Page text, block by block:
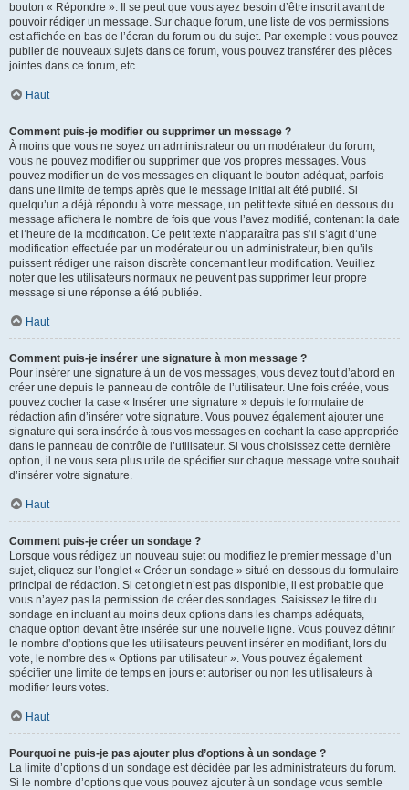
bouton « Répondre ». Il se peut que vous ayez besoin d’être inscrit avant de
pouvoir rédiger un message. Sur chaque forum, une liste de vos permissions
est affichée en bas de l’écran du forum ou du sujet. Par exemple : vous pouvez
publier de nouveaux sujets dans ce forum, vous pouvez transférer des pièces
jointes dans ce forum, etc.
Haut
Comment puis-je modifier ou supprimer un message ?
À moins que vous ne soyez un administrateur ou un modérateur du forum,
vous ne pouvez modifier ou supprimer que vos propres messages. Vous
pouvez modifier un de vos messages en cliquant le bouton adéquat, parfois
dans une limite de temps après que le message initial ait été publié. Si
quelqu’un a déjà répondu à votre message, un petit texte situé en dessous du
message affichera le nombre de fois que vous l’avez modifié, contenant la date
et l’heure de la modification. Ce petit texte n’apparaîtra pas s’il s’agit d’une
modification effectuée par un modérateur ou un administrateur, bien qu’ils
puissent rédiger une raison discrète concernant leur modification. Veuillez
noter que les utilisateurs normaux ne peuvent pas supprimer leur propre
message si une réponse a été publiée.
Haut
Comment puis-je insérer une signature à mon message ?
Pour insérer une signature à un de vos messages, vous devez tout d’abord en
créer une depuis le panneau de contrôle de l’utilisateur. Une fois créée, vous
pouvez cocher la case « Insérer une signature » depuis le formulaire de
rédaction afin d’insérer votre signature. Vous pouvez également ajouter une
signature qui sera insérée à tous vos messages en cochant la case appropriée
dans le panneau de contrôle de l’utilisateur. Si vous choisissez cette dernière
option, il ne vous sera plus utile de spécifier sur chaque message votre souhait
d’insérer votre signature.
Haut
Comment puis-je créer un sondage ?
Lorsque vous rédigez un nouveau sujet ou modifiez le premier message d’un
sujet, cliquez sur l’onglet « Créer un sondage » situé en-dessous du formulaire
principal de rédaction. Si cet onglet n’est pas disponible, il est probable que
vous n’ayez pas la permission de créer des sondages. Saisissez le titre du
sondage en incluant au moins deux options dans les champs adéquats,
chaque option devant être insérée sur une nouvelle ligne. Vous pouvez définir
le nombre d’options que les utilisateurs peuvent insérer en modifiant, lors du
vote, le nombre des « Options par utilisateur ». Vous pouvez également
spécifier une limite de temps en jours et autoriser ou non les utilisateurs à
modifier leurs votes.
Haut
Pourquoi ne puis-je pas ajouter plus d’options à un sondage ?
La limite d’options d’un sondage est décidée par les administrateurs du forum.
Si le nombre d’options que vous pouvez ajouter à un sondage vous semble